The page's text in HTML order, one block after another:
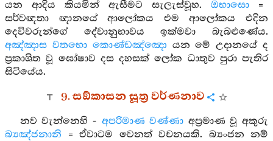
යන ආදිය කියමින් ඇසීමට සැලැස්වූහ. ඔභාසො =
සර්වඥතා ඥානයේ ආලෝකය එම ආලෝකය එදින
දෙවිවරුන්ගේ දේවානුභාවය ඉක්මවා බැබළුණේය.
අඤ්ඤාස වතභො කොණ්ඩඤ්ඤො යන මේ උදානයේ ද
ප්‍රකාශිත වූ ඝෝෂාව දස දහසක් ලෝක ධාතුව පුරා පැතිර
සිටියේය.
9. සඞ්කාසන සූත්‍ර වර්ණනාව
නව වැන්නෙහි - අපරිමාණ වණ්ණා අප්‍රමාණ වූ අකුරු
බ්‍යඤ්ජනානි = ඒවාටම වෙනත් වචනයකි. බ්‍යංජන නම්